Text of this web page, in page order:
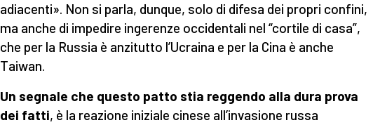
adiacenti». Non si parla, dunque, solo di difesa dei propri confini,
ma anche di impedire ingerenze occidentali nel “cortile di casa”,
che per la Russia è anzitutto l’Ucraina e per la Cina è anche
Taiwan.
Un segnale che questo patto stia reggendo alla dura prova
dei fatti, è la reazione iniziale cinese all’invasione russa